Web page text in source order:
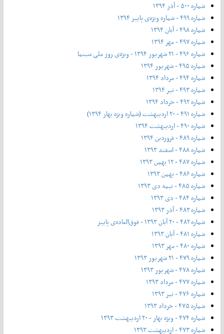
شماره ۵۰۰ - آذر ۱۳۹۴
شماره ۴۹۹ - شماره ویژه‌ی پاییز ۱۳۹۴
شماره ۴۹۸ - آبان ۱۳۹۴
شماره ۴۹۷ - مهر ۱۳۹۴
شماره ۴۹۶ - ۲۱ شهریور ۱۳۹۴ - ویژه‌ی روز ملی سینما
شماره ۴۹۵ - شهریور ۱۳۹۴
شماره ۴۹۴ - مرداد ۱۳۹۴
شماره ۴۹۳ - تیر ۱۳۹۴
شماره ۴۹۲ - خرداد ۱۳۹۴
شماره ۴۹۱ - ۲۰ اردیبهشت (شماره ویژه بهار ۱۳۹۴)
شماره ۴۹۰ - اردیبهشت ۱۳۹۴
شماره ۴۸۹ - فروردین ۱۳۹۴
شماره ۴۸۸ - اسفند ۱۳۹۳
شماره ۴۸۷ - ۱۲ بهمن ۱۳۹۳
شماره ۴۸۶ - بهمن ۱۳۹۳
شماره ۴۸۵ - نیمه دی ۱۳۹۳
شماره ۴۸۴ - دی ۱۳۹۳
شماره ۴۸۳ - آذر ۱۳۹۳
شماره ۴۸۲ - ۲۰ آبان ۱۳۹۳ - فوق‌العاده‌ی پاییز
شماره ۴۸۱ - آبان ۱۳۹۳
شماره ۴۸۰ - مهر ۱۳۹۳
شماره ۴۷۹ - ۲۱ شهریور ۱۳۹۳
شماره ۴۷۸ - شهریور ۱۳۹۳
شماره ۴۷۷ - مرداد ۱۳۹۳
شماره ۴۷۶ - تیر ۱۳۹۳
شماره ۴۷۵ - خرداد ۱۳۹۳
شماره ۴۷۴ - ویژه بهار - ۲۰ اردیبهشت ۱۳۹۳
شماره ۴۷۳ - اردیبهشت ۱۳۹۳